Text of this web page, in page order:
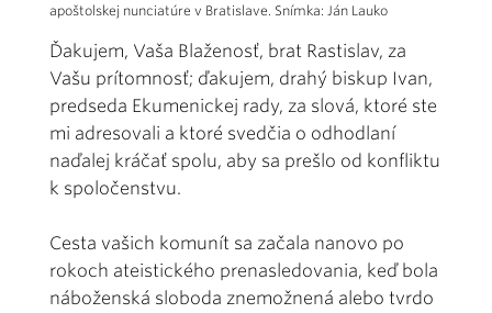
apoštolskej nunciatúre v Bratislave. Snímka: Ján Lauko
Ďakujem, Vaša Blaženosť, brat Rastislav, za
Vašu prítomnosť; ďakujem, drahý biskup Ivan,
predseda Ekumenickej rady, za slová, ktoré ste
mi adresovali a ktoré svedčia o odhodlaní
naďalej kráčať spolu, aby sa prešlo od konfliktu
k spoločenstvu.
Cesta vašich komunít sa začala nanovo po
rokoch ateistického prenasledovania, keď bola
náboženská sloboda znemožnená alebo tvrdo